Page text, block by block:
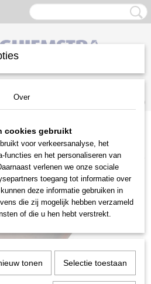
(0)
>
Over
cookies gebruikt
voor verkeersanalyse, het
functies en het personaliseren van
verlenen we onze sociale
toegang tot informatie over
deze informatie gebruiken in
die zij mogelijk hebben verzameld
of die u hen hebt verstrekt.
tonen Selectie toestaan